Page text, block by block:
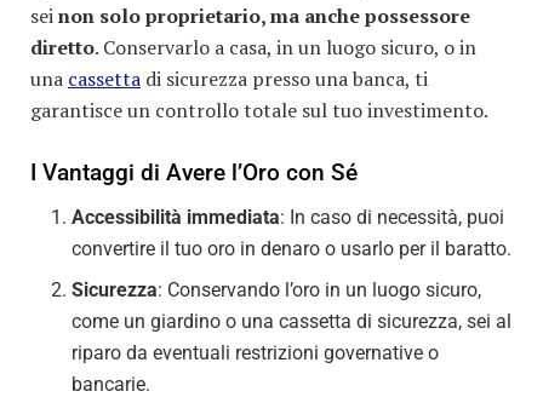
seinon solo proprietario, ma anche possessore
diretto. Conservarlo a casa, in un luogo sicuro, o in
una cassetta di sicurezza presso una banca, ti
garantisce un controllo totale sul tuo investimento.
I Vantaggi di Avere l’Oro con Sé
Accessibilità immediata: In caso di necessità, puoi
convertire il tuo oro in denaro o usarlo per il baratto.
Sicurezza: Conservando l’oro in un luogo sicuro,
come un giardino o una cassetta di sicurezza, sei al
riparo da eventuali restrizioni governative o
bancarie.